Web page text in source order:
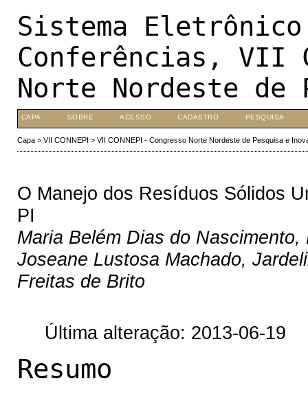
Sistema
Conferências, VII
Norte Nordeste de
CAPA SOBRE ACESSO CADASTRO PESQUISA
Capa> VII CONNEPI > VII CONNEPI - Congresso Norte Nordeste de Pesquisa e
O Manejo dos Resíduos Sólidos
PI
Maria Belém Dias do
Joseane Lustosa Machado,
Freitas de Brito
Última alteração: 2013-06-19
Resumo